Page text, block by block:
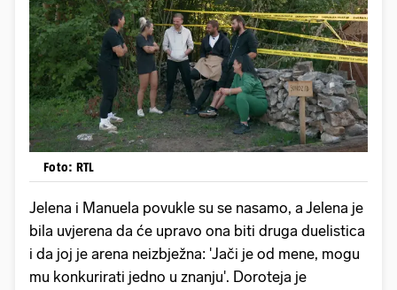
Foto: RTL
Jelena i Manuela povukle su se nasamo, a Jelena je
bila uvjerena da će upravo ona biti druga duelistica
i da joj je arena neizbježna: 'Jači je od mene, mogu
mu konkurirati jedno u znanju'. Doroteja je